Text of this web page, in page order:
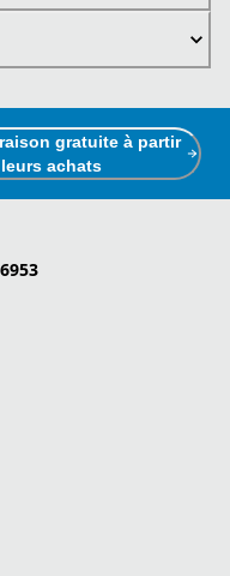
gratuite à partir
achats